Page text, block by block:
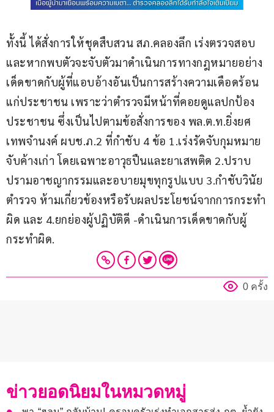
ทั้งนี้ ได้สั่งการให้ชุดสืบสวน สภ.คลองลึก เร่งตรวจสอบ
และหากพบตัวจะจับตัวมาดำเนินการทางกฎหมายอย่าง
เด็ดขาดกับผู้ที่แอบอ้างอันเป็นการสร้างความเดือดร้อน
แก่ประชาชน เพราะว่าตำรวจมีหน้าที่คอยดูแลปกป้อง
ประชาชน ซึ่งเป็นไปตามข้อสั่งการของ พล.ต.ท.ยิ่งยศ
เทพจำนงค์ ผบช.ภ.2 ที่กำชับ 4 ข้อ 1.เร่งรัดจับกุมหมาย
จับค้างเก่า โดยเฉพาะอาวุธปืนและยาเสพติด 2.ปราบ
ปรามอาชญากรรมและอบายมุขทุกรูปแบบ 3.กำชับวินัย
ตำรวจ ห้ามเกี่ยวข้องหรือรับผลประโยชน์จากการกระทำ
ผิด และ 4.ยกย่องผู้ปฏิบัติดี -ดำเนินการเด็ดขาดกับผู้
กระทำผิด.
0 ครั้ง
ข่าวยอดนิยมในหมวดหมู่